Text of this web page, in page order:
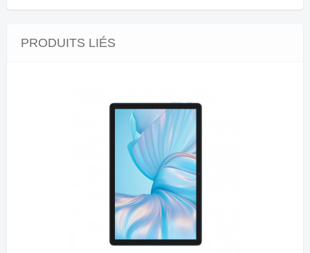
PRODUITS LIÉS